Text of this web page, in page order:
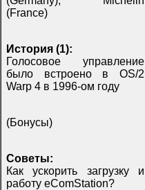
(France)
История (1):
Голосовое управление
было встроено в OS/2
Warp 4 в 1996-ом году
(Бонусы)
Советы:
Как ускорить загрузку и
работу eComStation?